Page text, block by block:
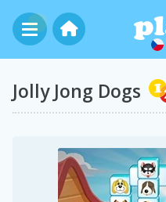
Jolly Jong Dogs